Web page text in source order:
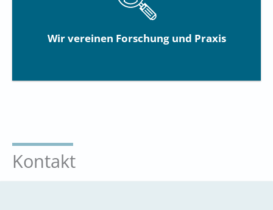
Wir vereinen Forschung und Praxis
Kontakt